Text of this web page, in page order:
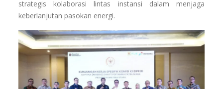
strategis kolaborasi lintas instansi dalam menjaga
keberlanjutan pasokan energi.